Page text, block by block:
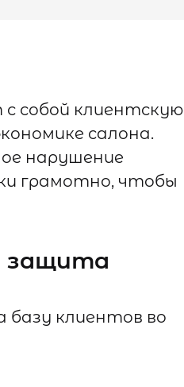
собой клиентскую
салона.
нарушение
грамотно, чтобы
защита
базу клиентов во